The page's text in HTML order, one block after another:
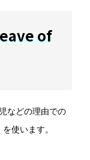
of
などの理由での
使います。